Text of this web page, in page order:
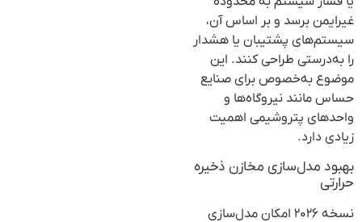
غیرایمن برسد و بر اساس آن،
سیستم‌های پشتیبان یا هشدار
را به‌درستی طراحی کنند. این
موضوع به‌خصوص برای صنایع
حساس مانند نیروگاه‌ها و
واحدهای پتروشیمی اهمیت
زیادی دارد.
بهبود مدل‌سازی مخازن ذخیره
حرارتی
نسخه ۲۰۲۶ امکان مدل‌سازی